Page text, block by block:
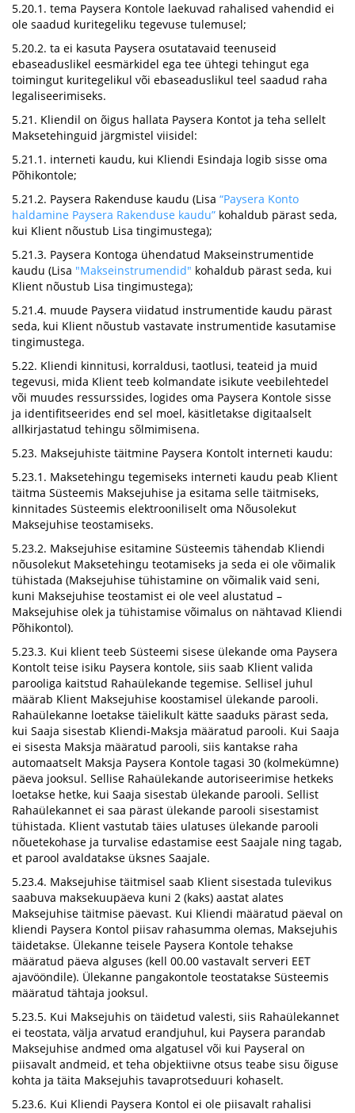
5.20.1. tema Paysera Kontole laekuvad rahalised vahendid ei
ole saadud kuritegeliku tegevuse tulemusel;
5.20.2. ta ei kasuta Paysera osutatavaid teenuseid
ebaseaduslikel eesmärkidel ega tee ühtegi tehingut ega
toimingut kuritegelikul või ebaseaduslikul teel saadud raha
legaliseerimiseks.
5.21. Kliendil on õigus hallata Paysera Kontot ja teha sellelt
Maksetehinguid järgmistel viisidel:
5.21.1. interneti kaudu, kui Kliendi Esindaja logib sisse oma
Põhikontole;
5.21.2. Paysera Rakenduse kaudu (Lisa “Paysera Konto
haldamine Paysera Rakenduse kaudu” kohaldub pärast seda,
kui Klient nõustub Lisa tingimustega);
5.21.3. Paysera Kontoga ühendatud Makseinstrumentide
kaudu (Lisa "Makseinstrumendid" kohaldub pärast seda, kui
Klient nõustub Lisa tingimustega);
5.21.4. muude Paysera viidatud instrumentide kaudu pärast
seda, kui Klient nõustub vastavate instrumentide kasutamise
tingimustega.
5.22. Kliendi kinnitusi, korraldusi, taotlusi, teateid ja muid
tegevusi, mida Klient teeb kolmandate isikute veebilehtedel
või muudes ressurssides, logides oma Paysera Kontole sisse
ja identifitseerides end sel moel, käsitletakse digitaalselt
allkirjastatud tehingu sõlmimisena.
5.23. Maksejuhiste täitmine Paysera Kontolt interneti kaudu:
5.23.1. Maksetehingu tegemiseks interneti kaudu peab Klient
täitma Süsteemis Maksejuhise ja esitama selle täitmiseks,
kinnitades Süsteemis elektrooniliselt oma Nõusolekut
Maksejuhise teostamiseks.
5.23.2. Maksejuhise esitamine Süsteemis tähendab Kliendi
nõusolekut Maksetehingu teotamiseks ja seda ei ole võimalik
tühistada (Maksejuhise tühistamine on võimalik vaid seni,
kuni Maksejuhise teostamist ei ole veel alustatud –
Maksejuhise olek ja tühistamise võimalus on nähtavad Kliendi
Põhikontol).
5.23.3. Kui klient teeb Süsteemi sisese ülekande oma Paysera
Kontolt teise isiku Paysera kontole, siis saab Klient valida
parooliga kaitstud Rahaülekande tegemise. Sellisel juhul
määrab Klient Maksejuhise koostamisel ülekande parooli.
Rahaülekanne loetakse täielikult kätte saaduks pärast seda,
kui Saaja sisestab Kliendi-Maksja määratud parooli. Kui Saaja
ei sisesta Maksja määratud parooli, siis kantakse raha
automaatselt Maksja Paysera Kontole tagasi 30 (kolmekümne)
päeva jooksul. Sellise Rahaülekande autoriseerimise hetkeks
loetakse hetke, kui Saaja sisestab ülekande parooli. Sellist
Rahaülekannet ei saa pärast ülekande parooli sisestamist
tühistada. Klient vastutab täies ulatuses ülekande parooli
nõuetekohase ja turvalise edastamise eest Saajale ning tagab,
et parool avaldatakse üksnes Saajale.
5.23.4. Maksejuhise täitmisel saab Klient sisestada tulevikus
saabuva maksekuupäeva kuni 2 (kaks) aastat alates
Maksejuhise täitmise päevast. Kui Kliendi määratud päeval on
kliendi Paysera Kontol piisav rahasumma olemas, Maksejuhis
täidetakse. Ülekanne teisele Paysera Kontole tehakse
määratud päeva alguses (kell 00.00 vastavalt serveri EET
ajavööndile). Ülekanne pangakontole teostatakse Süsteemis
määratud tähtaja jooksul.
5.23.5. Kui Maksejuhis on täidetud valesti, siis Rahaülekannet
ei teostata, välja arvatud erandjuhul, kui Paysera parandab
Maksejuhise andmed oma algatusel või kui Payseral on
piisavalt andmeid, et teha objektiivne otsus teabe sisu õiguse
kohta ja täita Maksejuhis tavaprotseduuri kohaselt.
5.23.6. Kui Kliendi Paysera Kontol ei ole piisavalt rahalisi